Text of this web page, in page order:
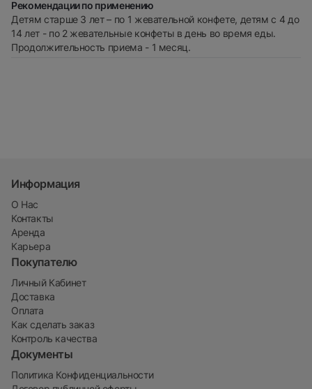
Рекомендации по применению
Детям старше 3 лет – по 1 жевательной конфете, детям с 4 до
14 лет - по 2 жевательные конфеты в день во время еды.
Продолжительность приема - 1 месяц.
Информация
О Нас
Контакты
Аренда
Карьера
Покупателю
Личный Кабинет
Доставка
Оплата
Как сделать заказ
Контроль качества
Документы
Политика Конфиденциальности